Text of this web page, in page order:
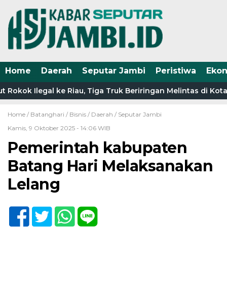
Home Daerah Seputar Jambi Peristiwa
Ilegal ke Riau, Tiga Truk Beriringan Melintas di Kota
Home / Batanghari / Bisnis / Daerah / Seputar Jambi
Kamis, 9 Oktober 2025 - 14:06 WIB
Pemerintah kabupaten
Batang Hari Melaksanakan
Lelang